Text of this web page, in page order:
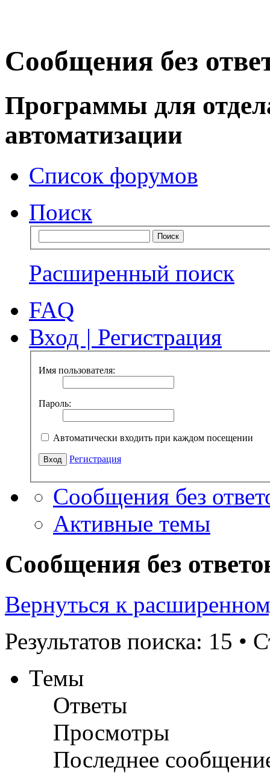
Сообщения без
Программы для
автоматизации
Список форумов
Поиск
Расширенный поиск
FAQ
Вход | Регистрация
Имя пользователя:
Пароль:
Автоматически входить при каждом посещении
Регистрация
Сообщения без
Активные темы
Сообщения без
Вернуться к
Результатов поиска: 15 •
Темы
Ответы
Просмотры
Последнее